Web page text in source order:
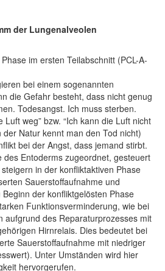
der Lungenalveolen
im ersten Teilabschnitt (PCL-A-
bei einem sogenannten
die Gefahr besteht, dass nicht genug
Todesangst. Ich muss sterben.
Luft weg” bzw. “Ich kann die Luft nicht
Natur kennt man den Tod nicht)
bei der Angst, dass jemand stirbt.
des Entoderms zugeordnet, gesteuert
in der konfliktaktiven Phase
Sauerstoffaufnahme und
der konfliktgelösten Phase
Funktionsverminderung, wie bei
aufgrund des Reparaturprozesses mit
Hirnrelais. Dies bedeutet bei
Sauerstoffaufnahme mit niedriger
Unter Umständen wird hier
hervorgerufen.